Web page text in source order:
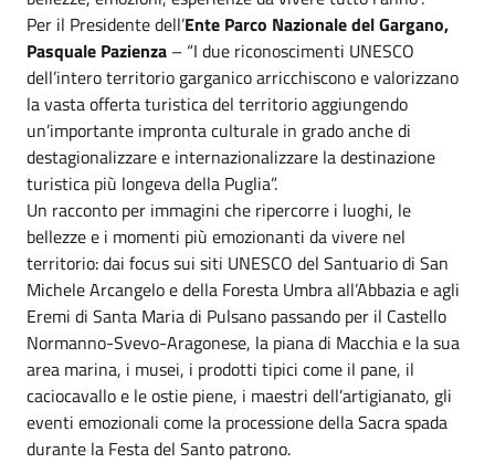
Per il Presidente dell’Ente Parco Nazionale del Gargano,
Pasquale Pazienza – “I due riconoscimenti UNESCO
dell’intero territorio garganico arricchiscono e valorizzano
la vasta offerta turistica del territorio aggiungendo
un’importante impronta culturale in grado anche di
destagionalizzare e internazionalizzare la destinazione
turistica più longeva della Puglia”.
Un racconto per immagini che ripercorre i luoghi, le
bellezze e i momenti più emozionanti da vivere nel
territorio: dai focus sui siti UNESCO del Santuario di San
Michele Arcangelo e della Foresta Umbra all’Abbazia e agli
Eremi di Santa Maria di Pulsano passando per il Castello
Normanno-Svevo-Aragonese, la piana di Macchia e la sua
area marina, i musei, i prodotti tipici come il pane, il
caciocavallo e le ostie piene, i maestri dell’artigianato, gli
eventi emozionali come la processione della Sacra spada
durante la Festa del Santo patrono.